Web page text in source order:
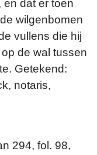
dat er toen
wilgenbomen
vullens die hij
de wal tussen
Getekend:
notaris,
294, fol. 98,